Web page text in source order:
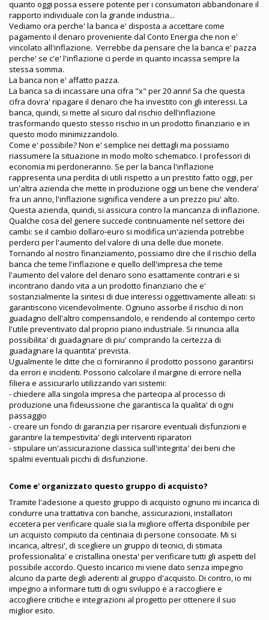
quanto oggi possa essere potente per i consumatori abbandonare il
rapporto individuale con la grande industria...
Vediamo ora perche' la banca e' disposta a accettare come
pagamento il denaro proveniente dal Conto Energia che non e'
vincolato all'inflazione. Verrebbe da pensare che la banca e' pazza
perche' se c'e' l'inflazione ci perde in quanto incassa sempre la
stessa somma.
La banca non e' affatto pazza.
La banca sa di incassare una cifra "x" per 20 anni! Sa che questa
cifra dovra' ripagare il denaro che ha investito con gli interessi. La
banca, quindi, si mette al sicuro dal rischio dell'inflazione
trasformando questo stesso rischio in un prodotto finanziario e in
questo modo minimizzandolo.
Come e' possibile? Non e' semplice nei dettagli ma possiamo
riassumere la situazione in modo molto schematico. I professori di
economia mi perdoneranno. Se per la banca l'inflazione
rappresenta una perdita di utili rispetto a un prestito fatto oggi, per
un'altra azienda che mette in produzione oggi un bene che vendera'
fra un anno, l'inflazione significa vendere a un prezzo piu' alto.
Questa azienda, quindi, si assicura contro la mancanza di inflazione.
Qualche cosa del genere succede continuamente nel settore dei
cambi: se il cambio dollaro-euro si modifica un'azienda potrebbe
perderci per l'aumento del valore di una delle due monete.
Tornando al nostro finanziamento, possiamo dire che il rischio della
banca che teme l'inflazione e quello dell'impresa che teme
l'aumento del valore del denaro sono esattamente contrari e si
incontrano dando vita a un prodotto finanziario che e'
sostanzialmente la sintesi di due interessi oggettivamente alleati: si
garantiscono vicendevolmente. Ognuno assorbe il rischio di non
guadagno dell'altro compensandolo, e rendendo al contempo certo
l'utile preventivato dal proprio piano industriale. Si rinuncia alla
possibilita' di guadagnare di piu' comprando la certezza di
guadagnare la quantita' prevista.
Ugualmente le ditte che ci forniranno il prodotto possono garantirsi
da errori e incidenti. Possono calcolare il margine di errore nella
filiera e assicurarlo utilizzando vari sistemi:
- chiedere alla singola impresa che partecipa al processo di
produzione una fideiussione che garantisca la qualita' di ogni
passaggio
- creare un fondo di garanzia per risarcire eventuali disfunzioni e
garantire la tempestivita' degli interventi riparatori
- stipulare un'assicurazione classica sull'integrita' dei beni che
spalmi eventuali picchi di disfunzione.
Come e' organizzato questo gruppo di acquisto?
Tramite l'adesione a questo gruppo di acquisto ognuno mi incarica di
condurre una trattativa con banche, assicurazioni, installatori
eccetera per verificare quale sia la migliore offerta disponibile per
un acquisto compiuto da centinaia di persone consociate. Mi si
incarica, altresi', di scegliere un gruppo di tecnici, di stimata
professionalita' e cristallina onesta' per verificare tutti gli aspetti del
possibile accordo. Questo incarico mi viene dato senza impegno
alcuno da parte degli aderenti al gruppo d'acquisto. Di contro, io mi
impegno a informare tutti di ogni sviluppo e a raccogliere e
accogliere critiche e integrazioni al progetto per ottenere il suo
miglior esito.